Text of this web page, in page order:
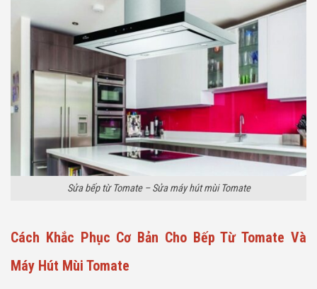
Sửa bếp từ Tomate – Sửa máy hút mùi Tomate
Cách Khắc Phục Cơ Bản Cho Bếp Từ Tomate Và
Máy Hút Mùi Tomate